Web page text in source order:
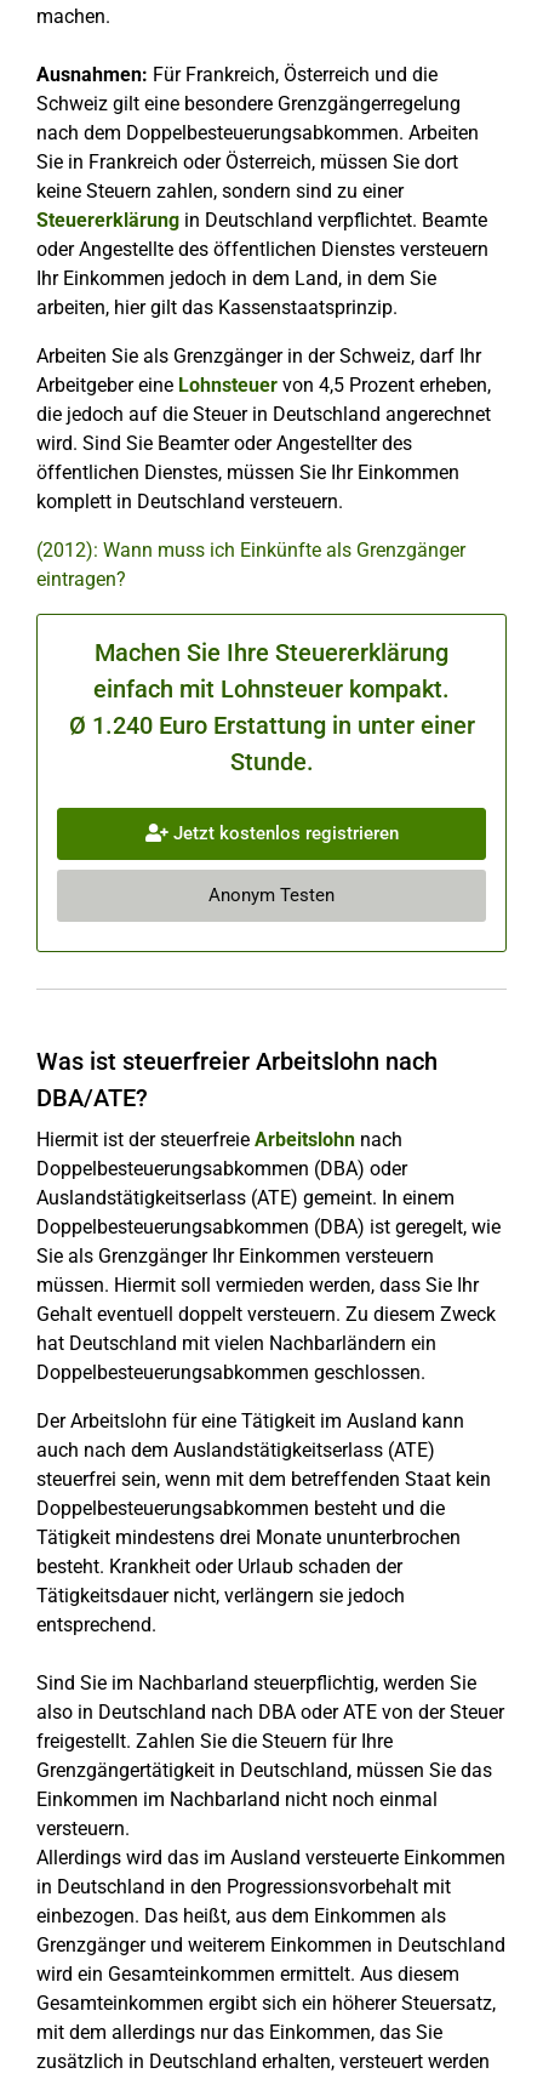
machen.
Ausnahmen: Für Frankreich, Österreich und die
Schweiz gilt eine besondere Grenzgängerregelung
nach dem Doppelbesteuerungsabkommen. Arbeiten
Sie in Frankreich oder Österreich, müssen Sie dort
keine Steuern zahlen, sondern sind zu einer
Steuererklärung in Deutschland verpflichtet. Beamte
oder Angestellte des öffentlichen Dienstes versteuern
Ihr Einkommen jedoch in dem Land, in dem Sie
arbeiten, hier gilt das Kassenstaatsprinzip.
Arbeiten Sie als Grenzgänger in der Schweiz, darf Ihr
Arbeitgeber eine Lohnsteuer von 4,5 Prozent erheben,
die jedoch auf die Steuer in Deutschland angerechnet
wird. Sind Sie Beamter oder Angestellter des
öffentlichen Dienstes, müssen Sie Ihr Einkommen
komplett in Deutschland versteuern.
(2012): Wann muss ich Einkünfte als Grenzgänger
eintragen?
Machen Sie Ihre Steuererklärung
einfach mit Lohnsteuer kompakt.
Ø 1.240 Euro Erstattung in unter einer
Stunde.
Jetzt kostenlos registrieren
Anonym Testen
Was ist steuerfreier Arbeitslohn nach
DBA/ATE?
Hiermit ist der steuerfreie Arbeitslohn nach
Doppelbesteuerungsabkommen (DBA) oder
Auslandstätigkeitserlass (ATE) gemeint. In einem
Doppelbesteuerungsabkommen (DBA) ist geregelt, wie
Sie als Grenzgänger Ihr Einkommen versteuern
müssen. Hiermit soll vermieden werden, dass Sie Ihr
Gehalt eventuell doppelt versteuern. Zu diesem Zweck
hat Deutschland mit vielen Nachbarländern ein
Doppelbesteuerungsabkommen geschlossen.
Der Arbeitslohn für eine Tätigkeit im Ausland kann
auch nach dem Auslandstätigkeitserlass (ATE)
steuerfrei sein, wenn mit dem betreffenden Staat kein
Doppelbesteuerungsabkommen besteht und die
Tätigkeit mindestens drei Monate ununterbrochen
besteht. Krankheit oder Urlaub schaden der
Tätigkeitsdauer nicht, verlängern sie jedoch
entsprechend.
Sind Sie im Nachbarland steuerpflichtig, werden Sie
also in Deutschland nach DBA oder ATE von der Steuer
freigestellt. Zahlen Sie die Steuern für Ihre
Grenzgängertätigkeit in Deutschland, müssen Sie das
Einkommen im Nachbarland nicht noch einmal
versteuern.
Allerdings wird das im Ausland versteuerte Einkommen
in Deutschland in den Progressionsvorbehalt mit
einbezogen. Das heißt, aus dem Einkommen als
Grenzgänger und weiterem Einkommen in Deutschland
wird ein Gesamteinkommen ermittelt. Aus diesem
Gesamteinkommen ergibt sich ein höherer Steuersatz,
mit dem allerdings nur das Einkommen, das Sie
zusätzlich in Deutschland erhalten, versteuert werden